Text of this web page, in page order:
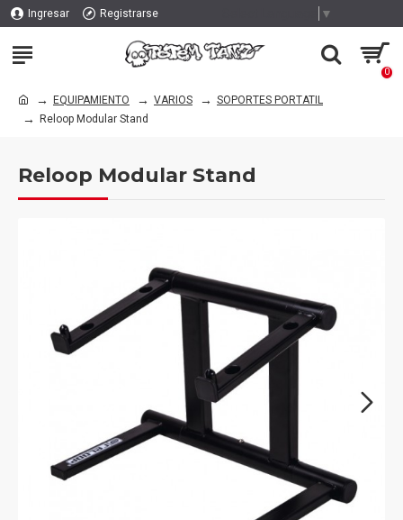
Ingresar Registrarse ▼
0
EQUIPAMIENTO VARIOS
SOPORTES PORTATIL
Reloop Modular Stand
Reloop Modular Stand